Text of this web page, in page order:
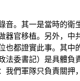
音。其一是當時的衛
器官移植。另外，中
也都證實此事。其中
法委書記）是具體負
我們軍隊只負責關押